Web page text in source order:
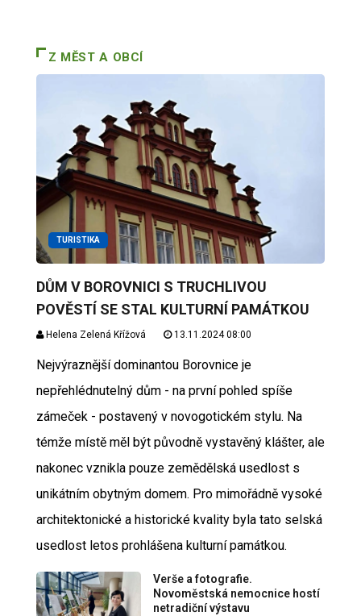
Z MĚST A OBCÍ
TURISTIKA
DŮM V BOROVNICI S TRUCHLIVOU
POVĚSTÍ SE STAL KULTURNÍ PAMÁTKOU
Helena Zelená Křížová 13.11.2024 08:00
Nejvýraznější dominantou Borovnice je
nepřehlédnutelný dům - na první pohled spíše
zámeček - postavený v novogotickém stylu. Na
témže místě měl být původně vystavěný klášter, ale
nakonec vznikla pouze zemědělská usedlost s
unikátním obytným domem. Pro mimořádně vysoké
architektonické a historické kvality byla tato selská
usedlost letos prohlášena kulturní památkou.
Verše a fotografie.
Novoměstská nemocnice hostí
netradiční výstavu